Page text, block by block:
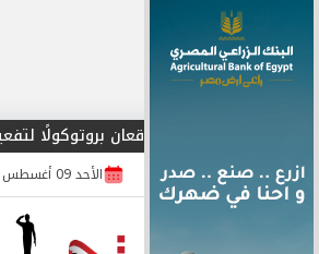
بروتوكولًا لتفعيل خدمة الإعلان
الأحد 09 أغسطس 2026 الموافق 26 صفر 1448